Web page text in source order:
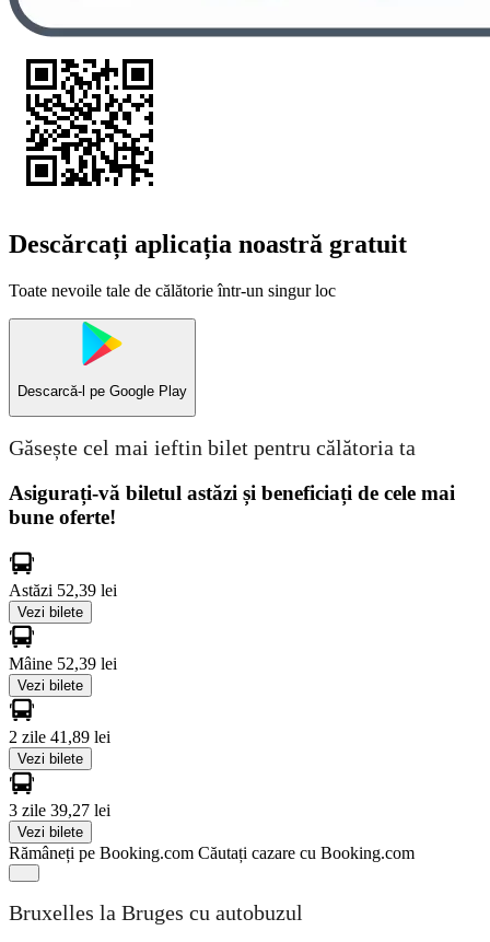
Descărcați aplicația noastră gratuit
Toate nevoile tale de călătorie într-un singur loc
Descarcă-l pe Google Play
Găsește cel mai ieftin bilet pentru călătoria ta
Asigurați-vă biletul astăzi și beneficiați de cele mai
bune oferte!
Astăzi 52,39 lei
Vezi bilete
Mâine 52,39 lei
Vezi bilete
2 zile 41,89 lei
Vezi bilete
3 zile 39,27 lei
Vezi bilete
Rămâneți pe Booking.com Căutați cazare cu Booking.com
Bruxelles la Bruges cu autobuzul